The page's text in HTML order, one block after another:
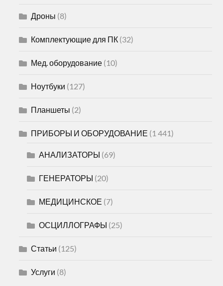
Дроны (8)
Комплектующие для ПК (32)
Мед. оборудование (10)
Ноутбуки (127)
Планшеты (2)
ПРИБОРЫ И ОБОРУДОВАНИЕ (1 441)
АНАЛИЗАТОРЫ (69)
ГЕНЕРАТОРЫ (20)
МЕДИЦИНСКОЕ (7)
ОСЦИЛЛОГРАФЫ (25)
Статьи (125)
Услуги (8)